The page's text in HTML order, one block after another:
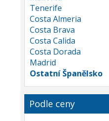
Tenerife
Costa Almeria
Costa Brava
Costa Calida
Costa Dorada
Madrid
Ostatní Španělsko
Podle ceny